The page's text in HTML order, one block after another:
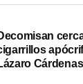
Cárdenas